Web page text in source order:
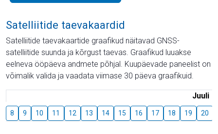
Satelliitide taevakaardid
Satelliitide taevakaartide graafikud näitavad GNSS-
satelliitide suunda ja kõrgust taevas. Graafikud luuakse
eelneva ööpäeva andmete põhjal. Kuupäevade paneelist on
võimalik valida ja vaadata viimase 30 päeva graafikuid.
Juuli
8 9 10 11 12 13 14 15 16 17 18 19 20